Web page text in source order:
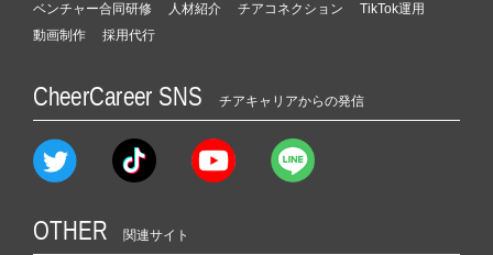
ベンチャー合同研修
人材紹介 チアコネクション
TikTok運用
動画制作
採用代行
CheerCareer SNS チアキャリアからの発信
OTHER 関連サイト